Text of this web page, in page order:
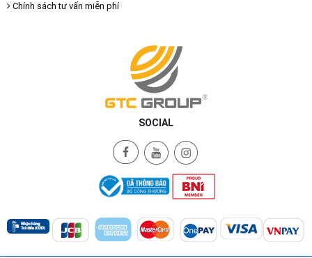
Chính sách tư vấn miễn phí
SOCIAL